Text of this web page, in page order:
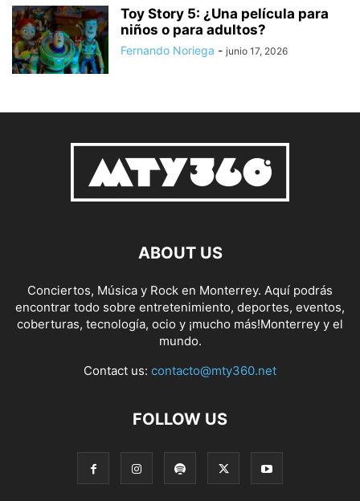
Toy Story 5: ¿Una película para
niños o para adultos?
Fernando Noriega - junio 17, 2026
ABOUT US
Conciertos, Música y Rock en Monterrey. Aquí podrás
encontrar todo sobre entretenimiento, deportes, eventos,
coberturas, tecnología, ocio y ¡mucho más!Monterrey y el
mundo.
Contact us: contacto@mty360.net
FOLLOW US